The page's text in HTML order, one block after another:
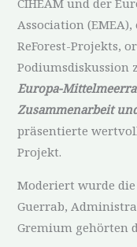
CIHEAM und der
Association
ReForest-Projekts,
Podiumsdiskussion
Europa-
Zusammenarbeit
präsentierte
Projekt.
Moderiert wurde
Guerrab,
Gremium gehörten